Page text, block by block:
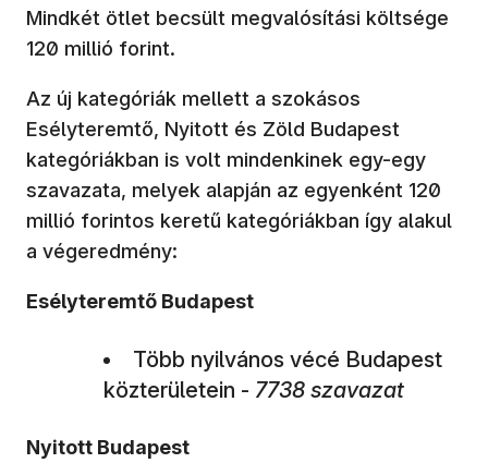
Mindkét ötlet becsült megvalósítási költsége
120 millió forint.
Az új kategóriák mellett a szokásos
Esélyteremtő, Nyitott és Zöld Budapest
kategóriákban is volt mindenkinek egy-egy
szavazata, melyek alapján az egyenként 120
millió forintos keretű kategóriákban így alakul
a végeredmény:
Esélyteremtő Budapest
Több nyilvános vécé Budapest
közterületein - 7738 szavazat
Nyitott Budapest